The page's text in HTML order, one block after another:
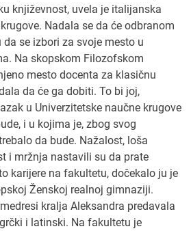
književnost, uvela je italijanska
Nadala se da će odbranom
se izbori za svoje mesto u
Na skopskom Filozofskom
mesto docenta za klasičnu
da će ga dobiti. To bi joj,
u Univerzitetske naučne krugove
i u kojima je, zbog svog
da bude. Nažalost, loša
i mržnja nastavili su da prate
karijere na fakultetu, dočekalo ju je
Ženskoj realnoj gimnaziji.
kralja Aleksandra predavala
i latinski. Na fakultetu je